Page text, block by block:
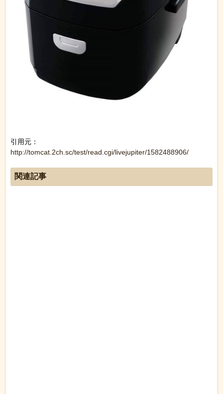
引用元：
http://tomcat.2ch.sc/test/read.cgi/livejupiter/1582488906/
関連記事